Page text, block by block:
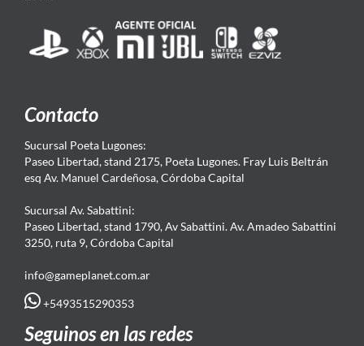
Contacto
Sucursal Poeta Lugones:
Paseo Libertad, stand 2175, Poeta Lugones. Fray Luis Beltrán
esq Av. Manuel Cardeñosa, Córdoba Capital
Sucursal Av. Sabattini:
Paseo Libertad, stand 1790, Av Sabattini. Av. Amadeo Sabattini
3250, ruta 9, Córdoba Capital
info@gameplanet.com.ar
+5493515290353
Seguinos en las redes